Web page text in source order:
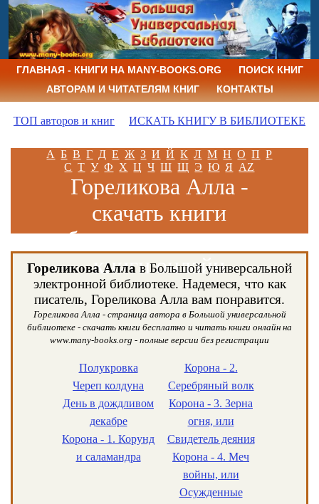
ГЛАВНАЯ - КНИГИ НА MANY-BOOKS.ORG
ПОИСК КНИГ
АВТОРАМ И ЧИТАТЕЛЯМ КНИГ
КОНТАКТЫ
ТОП авторов и книг ИСКАТЬ КНИГУ В БИБЛИОТЕКЕ
А Б В Г Д Е Ж З И Й К Л М Н О П Р
С Т У Ф Х Ц Ч Ш Щ Э Ю Я AZ
Гореликова Алла -
скачать книги
бесплатно и читать
книги онлайн
Гореликова Алла в Большой универсальной
электронной библиотеке. Надемеся, что как
писатель, Гореликова Алла вам понравится.
Гореликова Алла - страница автора в Большой универсальной
библиотеке - скачать книги бесплатно и читать книги онлайн на
www.many-books.org - полные версии без регистрации
Полукровка
Череп колдуна
День в дождливом
декабре
Корона - 1. Корунд
и саламандра
Корона - 2.
Серебряный волк
Корона - 3. Зерна
огня, или
Свидетель деяния
Корона - 4. Меч
войны, или
Осужденные